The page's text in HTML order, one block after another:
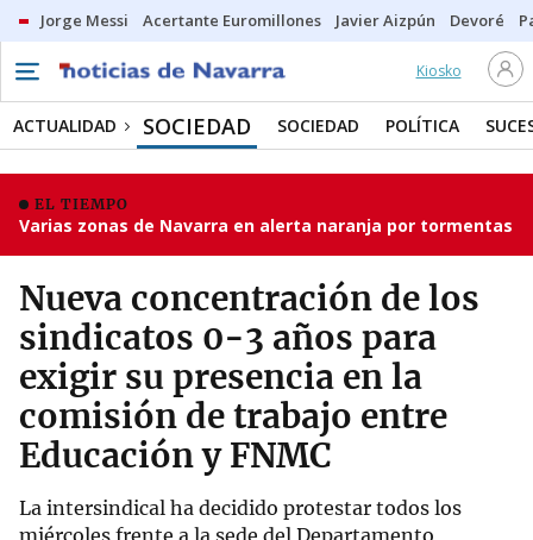
Jorge Messi Acertante Euromillones Javier Aizpún Devoré
Kiosko
ACTUALIDAD SOCIEDAD SOCIEDAD POLÍTICA
EL TIEMPO
Varias zonas de Navarra en alerta naranja por tormentas
Nueva concentración de los
sindicatos 0-3 años para
exigir su presencia en la
comisión de trabajo entre
Educación y FNMC
La intersindical ha decidido protestar todos los
miércoles frente a la sede del Departamento